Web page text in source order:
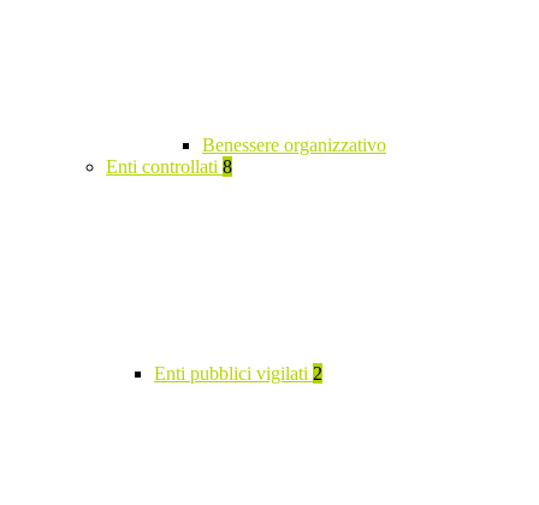
Benessere organizzativo
Enti controllati 8
Enti pubblici vigilati 2